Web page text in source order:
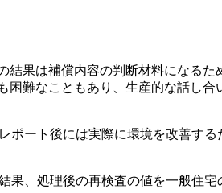
果は補償内容の判断材料になるた
難なこともあり、生産的な話し合
ポート後には実際に環境を改善する
、処理後の再検査の値を一般住宅